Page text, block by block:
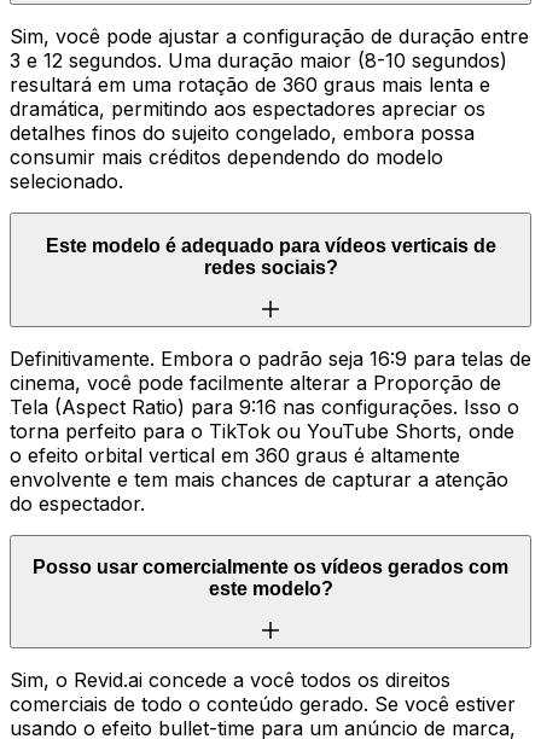
Sim, você pode ajustar a configuração de duração entre
3 e 12 segundos. Uma duração maior (8-10 segundos)
resultará em uma rotação de 360 graus mais lenta e
dramática, permitindo aos espectadores apreciar os
detalhes finos do sujeito congelado, embora possa
consumir mais créditos dependendo do modelo
selecionado.
Este modelo é adequado para vídeos verticais de
redes sociais?
Definitivamente. Embora o padrão seja 16:9 para telas de
cinema, você pode facilmente alterar a Proporção de
Tela (Aspect Ratio) para 9:16 nas configurações. Isso o
torna perfeito para o TikTok ou YouTube Shorts, onde
o efeito orbital vertical em 360 graus é altamente
envolvente e tem mais chances de capturar a atenção
do espectador.
Posso usar comercialmente os vídeos gerados com
este modelo?
Sim, o Revid.ai concede a você todos os direitos
comerciais de todo o conteúdo gerado. Se você estiver
usando o efeito bullet-time para um anúncio de marca,